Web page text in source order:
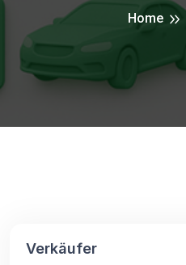
Home
Verkäufer